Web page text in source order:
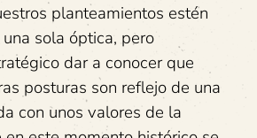
planteamientos estén
sola óptica, pero
dar a conocer que
posturas son reflejo de una
con unos valores de la